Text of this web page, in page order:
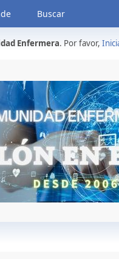
Buscar
Enfermera. Por favor,